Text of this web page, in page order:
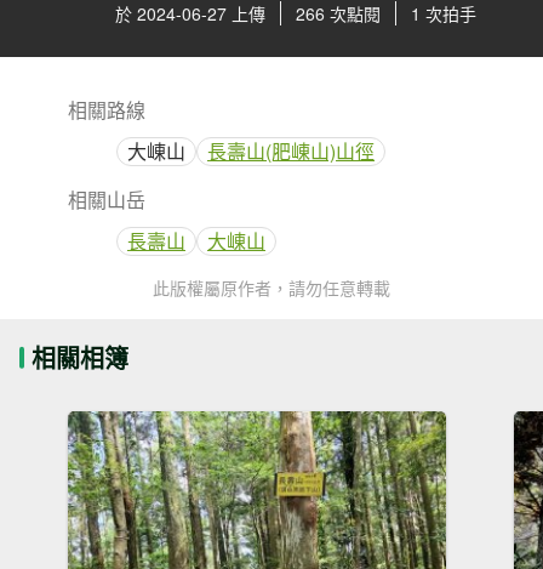
於 2024-06-27 上傳 266 次點閱 1 次拍手
相關路線
大崠山
長壽山(肥崠山)山徑
相關山岳
長壽山
大崠山
此版權屬原作者，請勿任意轉載
相關相簿